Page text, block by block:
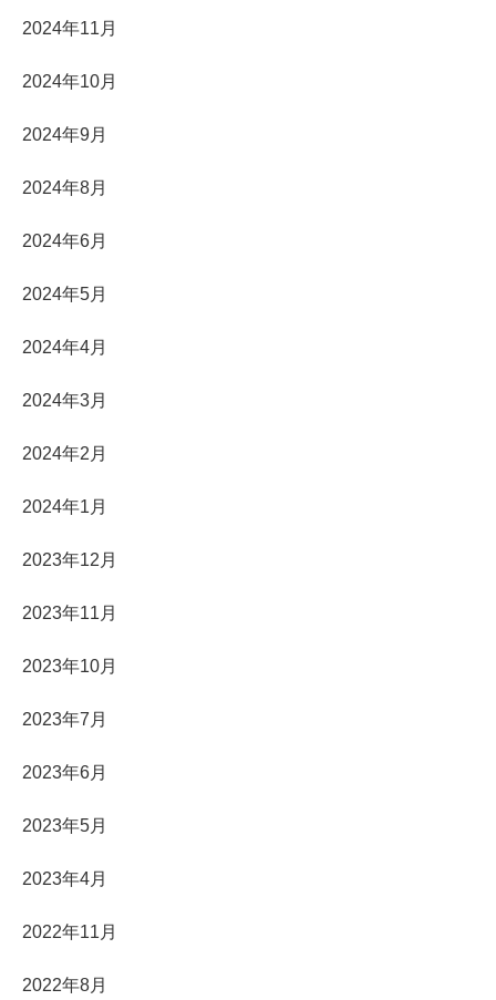
2024年11月
2024年10月
2024年9月
2024年8月
2024年6月
2024年5月
2024年4月
2024年3月
2024年2月
2024年1月
2023年12月
2023年11月
2023年10月
2023年7月
2023年6月
2023年5月
2023年4月
2022年11月
2022年8月